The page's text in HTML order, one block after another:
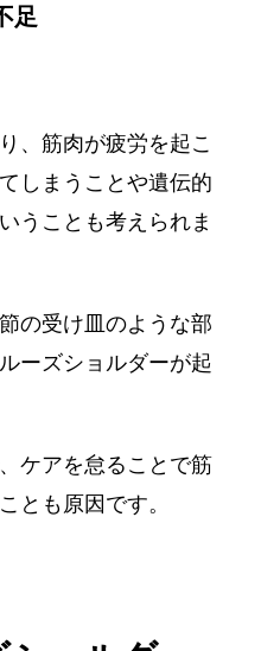
足
、筋肉が疲労を起こ
しまうことや遺伝的
うことも考えられま
の受け皿のような部
ーズショルダーが起
ケアを怠ることで筋
とも原因です。